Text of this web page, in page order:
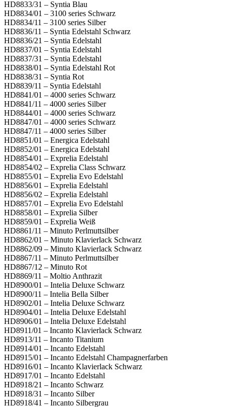
HD8833/31 – Syntia Blau
HD8834/01 – 3100 series Schwarz
HD8834/11 – 3100 series Silber
HD8836/11 – Syntia Edelstahl Schwarz
HD8836/21 – Syntia Edelstahl
HD8837/01 – Syntia Edelstahl
HD8837/31 – Syntia Edelstahl
HD8838/01 – Syntia Edelstahl Rot
HD8838/31 – Syntia Rot
HD8839/11 – Syntia Edelstahl
HD8841/01 – 4000 series Schwarz
HD8841/11 – 4000 series Silber
HD8844/01 – 4000 series Schwarz
HD8847/01 – 4000 series Schwarz
HD8847/11 – 4000 series Silber
HD8851/01 – Energica Edelstahl
HD8852/01 – Energica Edelstahl
HD8854/01 – Exprelia Edelstahl
HD8854/02 – Exprelia Class Schwarz
HD8855/01 – Exprelia Evo Edelstahl
HD8856/01 – Exprelia Edelstahl
HD8856/02 – Exprelia Edelstahl
HD8857/01 – Exprelia Evo Edelstahl
HD8858/01 – Exprelia Silber
HD8859/01 – Exprelia Weiß
HD8861/11 – Minuto Perlmuttsilber
HD8862/01 – Minuto Klavierlack Schwarz
HD8862/09 – Minuto Klavierlack Schwarz
HD8867/11 – Minuto Perlmuttsilber
HD8867/12 – Minuto Rot
HD8869/11 – Moltio Anthrazit
HD8900/01 – Intelia Deluxe Schwarz
HD8900/11 – Intelia Bella Silber
HD8902/01 – Intelia Deluxe Schwarz
HD8904/01 – Intelia Deluxe Edelstahl
HD8906/01 – Intelia Deluxe Edelstahl
HD8911/01 – Incanto Klavierlack Schwarz
HD8913/11 – Incanto Titanium
HD8914/01 – Incanto Edelstahl
HD8915/01 – Incanto Edelstahl Champagnerfarben
HD8916/01 – Incanto Klavierlack Schwarz
HD8917/01 – Incanto Edelstahl
HD8918/21 – Incanto Schwarz
HD8918/31 – Incanto Silber
HD8918/41 – Incanto Silbergrau